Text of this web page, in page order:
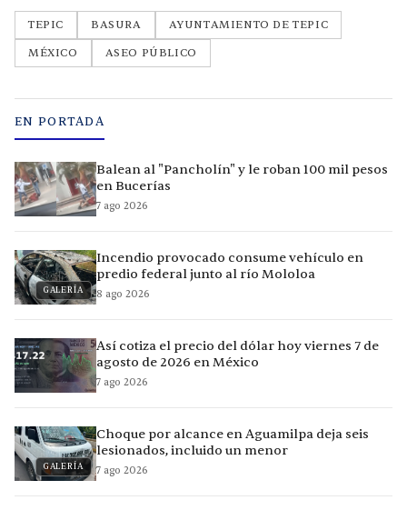
TEPIC BASURA
AYUNTAMIENTO DE TEPIC
MÉXICO
ASEO PÚBLICO
EN PORTADA
Balean al "Pancholín" y le roban 100 mil pesos
en Bucerías
7 ago 2026
GALERÍA
Incendio provocado consume vehículo en
predio federal junto al río Mololoa
8 ago 2026
Así cotiza el precio del dólar hoy viernes 7 de
agosto de 2026 en México
7 ago 2026
GALERÍA
Choque por alcance en Aguamilpa deja seis
lesionados, incluido un menor
7 ago 2026